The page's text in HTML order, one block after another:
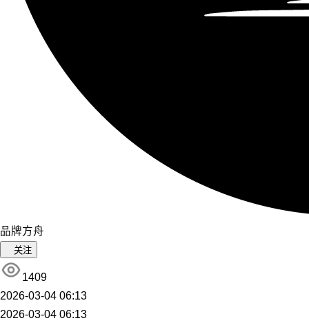
品牌方舟
关注
1409
2026-03-04 06:13
2026-03-04 06:13